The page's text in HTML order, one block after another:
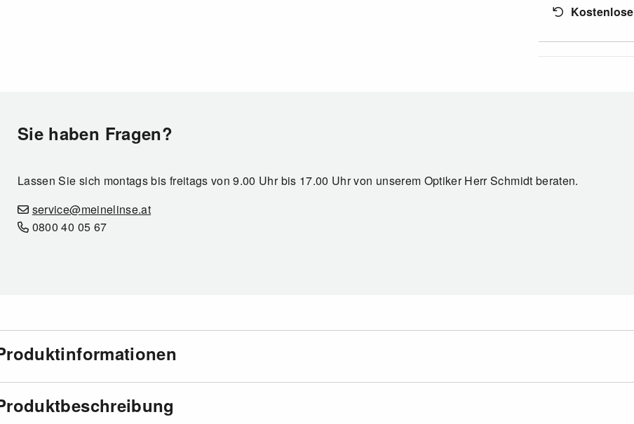
Kostenlose
Sie haben Fragen?
Lassen Sie sich montags bis freitags von 9.00 Uhr bis 17.00 Uhr von unserem Optiker Herr Schmidt beraten.
service@meinelinse.at
0800 40 05 67